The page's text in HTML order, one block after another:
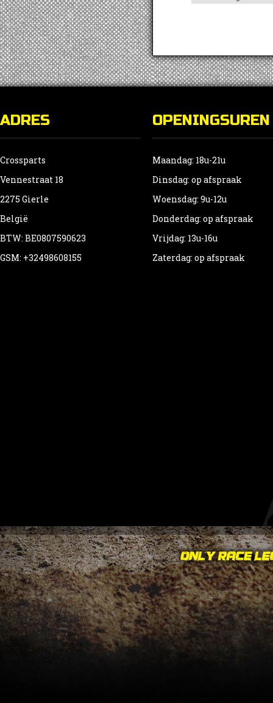
ADRES
Crossparts
Vennestraat 18
2275 Gierle
België
BTW: BE0807590623
GSM: +32498608155
OPENINGSUREN
Maandag: 18u-21u
Dinsdag: op afspraak
Woensdag: 9u-12u
Donderdag: op afspraak
Vrijdag: 13u-16u
Zaterdag: op afspraak